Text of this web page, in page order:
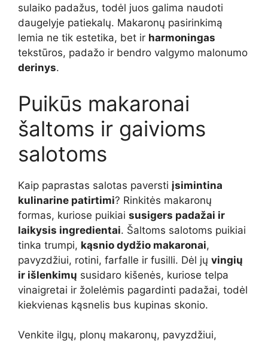
sulaiko padažus, todėl juos galima naudoti
daugelyje patiekalų. Makaronų pasirinkimą
lemia ne tik estetika, bet ir harmoningas
tekstūros, padažo ir bendro valgymo malonumo
derinys.
Puikūs makaronai
šaltoms ir gaivioms
salotoms
Kaip paprastas salotas paversti įsimintina
kulinarine patirtimi? Rinkitės makaronų
formas, kuriose puikiai susigers padažai ir
laikysis ingredientai. Šaltoms salotoms puikiai
tinka trumpi, kąsnio dydžio makaronai,
pavyzdžiui, rotini, farfalle ir fusilli. Dėl jų vingių
ir išlenkimų susidaro kišenės, kuriose telpa
vinaigretai ir žolelėmis pagardinti padažai, todėl
kiekvienas kąsnelis bus kupinas skonio.
Venkite ilgų, plonų makaronų, pavyzdžiui,